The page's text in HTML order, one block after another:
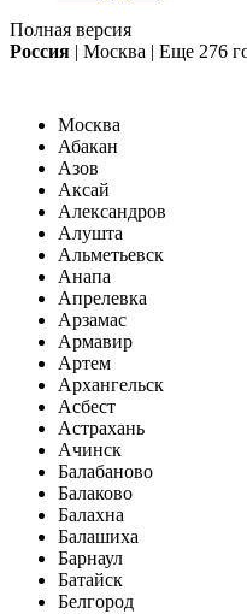
Полная версия
Россия | Москва | Еще 276
Москва
Абакан
Азов
Аксай
Александров
Алушта
Альметьевск
Анапа
Апрелевка
Арзамас
Армавир
Артем
Архангельск
Асбест
Астрахань
Ачинск
Балабаново
Балаково
Балахна
Балашиха
Барнаул
Батайск
Белгород